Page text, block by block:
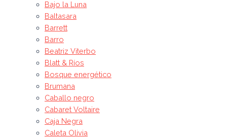
Bajo la Luna
Baltasara
Barrett
Barro
Beatriz Viterbo
Blatt & Ríos
Bosque energético
Brumana
Caballo negro
Cabaret Voltaire
Caja Negra
Caleta Olivia